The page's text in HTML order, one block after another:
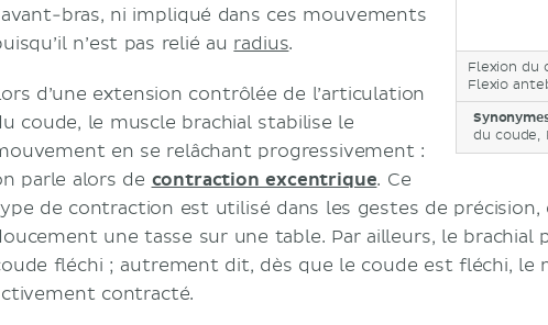
Flexion du
Flexio
du coude,
bras, ni impliqué dans ces mouvements
n’est pas relié au radius.
d’une extension contrôlée de l’articulation
coude, le muscle brachial stabilise le
en se relâchant progressivement :
parle alors de contraction excentrique. Ce
de contraction est utilisé dans les gestes de précision,
une tasse sur une table. Par ailleurs, le brachial
fléchi ; autrement dit, dès que le coude est fléchi, le
contracté.